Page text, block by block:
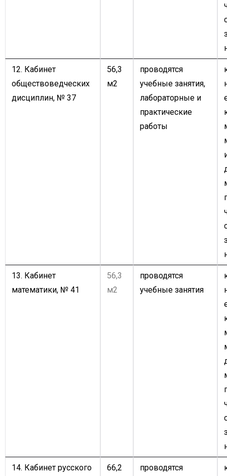
12. Кабинет
обществоведческих
дисциплин, № 37
56,3
м2
проводятся
учебные занятия,
лабораторные и
практические
работы
13. Кабинет
математики, № 41
56,3
м2
проводятся
учебные занятия
14. Кабинет русского
66,2
проводятся